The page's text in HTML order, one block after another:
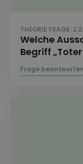
THEORIE FRAGE:
Welche
Begriff